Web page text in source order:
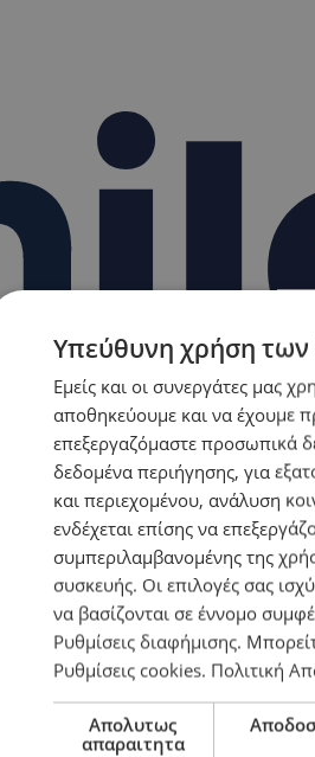
Υπεύθυνη χρήση
Εμείς και οι συνεργάτες μας
αποθηκεύουμε και να έχουμε
επεξεργαζόμαστε προσωπικά
δεδομένα περιήγησης, για
και περιεχομένου, ανάλυση
ενδέχεται επίσης να
συμπεριλαμβανομένης της
συσκευής. Οι επιλογές σας
να βασίζονται σε έννομο
Ρυθμίσεις διαφήμισης.
Ρυθμίσεις cookies. Πολιτική
Απολυτως
απαραιτητα